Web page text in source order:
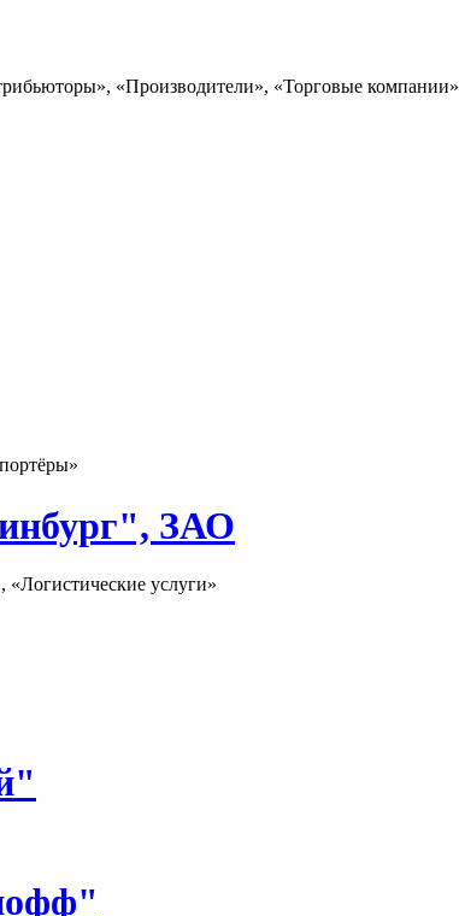
«Производители», «Торговые компании»
ЗАО
«Логистические услуги»